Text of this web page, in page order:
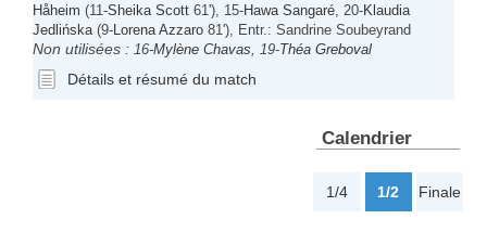
Håheim (11-Sheika Scott 61'), 15-Hawa Sangaré , 20-Klaudia
Jedlińska (9- Lorena Azzaro 81'), Entr.: Sandrine Soubeyrand
Non utilisées : 16-Mylène Chavas , 19-Théa Greboval
Détails et résumé du match
Calendrier
1/4 1/2 Finale